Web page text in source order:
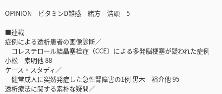
OPINION ビタミンD雑感 緒方 浩顕 5
■連載
症例による透析患者の画像診断／
コレステロール結晶塞栓症（CCE）による多発脳梗塞が疑われた症例
小松 素明他 88
ケース・スタディ／
健常成人に突然発症した急性腎障害の1例 黒木 裕介他 95
透析療法に関する素朴な疑問／